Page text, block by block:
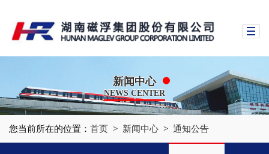
新闻中心
NEWS CENTER
您当前所在的位置：首页 > 新闻中心 >通知公告